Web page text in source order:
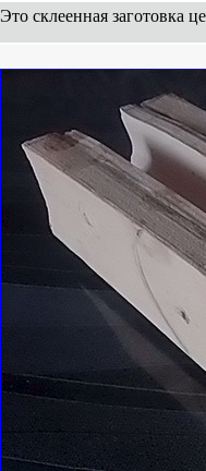
Это склеенная заготовка